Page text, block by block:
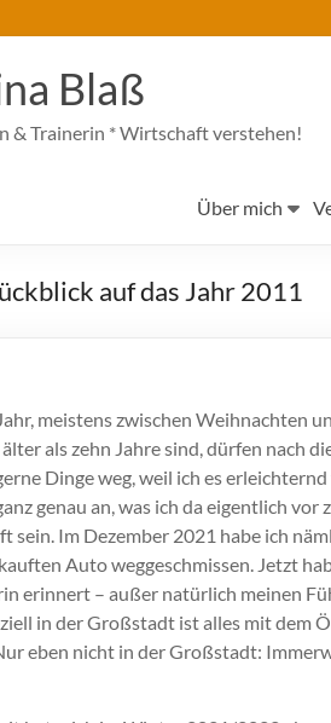
Blaß
& Trainerin * Wirtschaft verstehen!
Über mich
auf das Jahr 2011
meistens zwischen Weihnachten
älter als zehn Jahre sind, dürfen nach
Dinge weg, weil ich es
genau an, was ich da eigentlich
sein. Im Dezember 2021 habe ich
Auto weggeschmissen. Jetzt
erinnert – außer natürlich meinen
in der Großstadt ist alles mit dem
eben nicht in der Großstadt: